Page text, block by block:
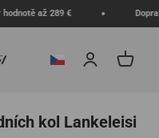
až 289 €
PřihlášeníKošík
kol Lankeleisi